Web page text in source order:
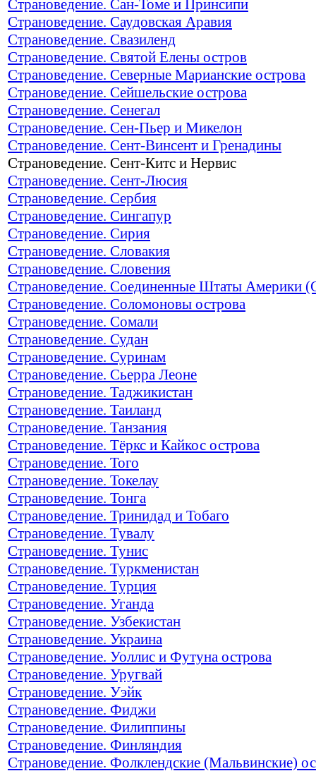
Страноведение. Сан-Томе и Принсипи
Страноведение. Саудовская Аравия
Страноведение. Свазиленд
Страноведение. Святой Елены остров
Страноведение. Северные Марианские острова
Страноведение. Сейшельские острова
Страноведение. Сенегал
Страноведение. Сен-Пьер и Микелон
Страноведение. Сент-Винсент и Гренадины
Страноведение. Сент-Китс и Нервис
Страноведение. Сент-Люсия
Страноведение. Сербия
Страноведение. Сингапур
Страноведение. Сирия
Страноведение. Словакия
Страноведение. Словения
Страноведение. Соединенные Штаты
Страноведение. Соломоновы острова
Страноведение. Сомали
Страноведение. Судан
Страноведение. Суринам
Страноведение. Сьерра Леоне
Страноведение. Таджикистан
Страноведение. Таиланд
Страноведение. Танзания
Страноведение. Тёркс и Кайкос острова
Страноведение. Того
Страноведение. Токелау
Страноведение. Тонга
Страноведение. Тринидад и Тобаго
Страноведение. Тувалу
Страноведение. Тунис
Страноведение. Туркменистан
Страноведение. Турция
Страноведение. Уганда
Страноведение. Узбекистан
Страноведение. Украина
Страноведение. Уоллис и Футуна острова
Страноведение. Уругвай
Страноведение. Уэйк
Страноведение. Фиджи
Страноведение. Филиппины
Страноведение. Финляндия
Страноведение. Фолклендские (Мальвинские)